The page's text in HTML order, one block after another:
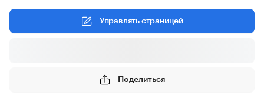
Управлять страницей
Поделиться